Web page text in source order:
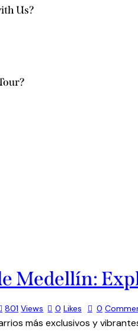
Us?
Medellín:
801 Views 0 Likes 0
más exclusivos y